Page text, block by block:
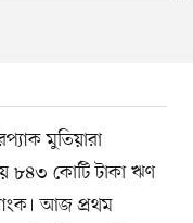
মুতিয়ারা
৮৪৩ কোটি টাকা ঋণ
আজ প্রথম